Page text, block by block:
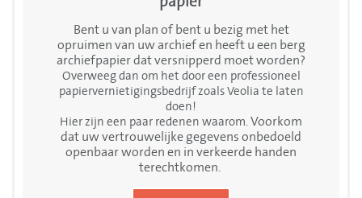
Bent u van plan of bent u bezig met het
opruimen van uw archief en heeft u een berg
archiefpapier dat versnipperd moet worden?
Overweeg dan om het door een professioneel
papiervernietigingsbedrijf zoals Veolia te laten
doen!
Hier zijn een paar redenen waarom.Voorkom
dat uw vertrouwelijke gegevens onbedoeld
openbaar worden en in verkeerde handen
terechtkomen.